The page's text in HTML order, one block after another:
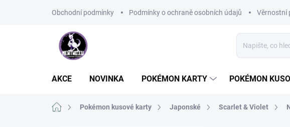
Obchodní podmínky Podmínky o ochraně osobních údajů Věrnostní
AKCE NOVINKA POKÉMON KARTY POKÉMON
Domů Pokémon kusové karty Japonské Scarlet & Violet